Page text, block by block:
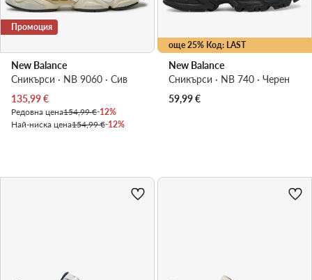
Промоция
New Balance
Сникърси · NB 9060 · Сив
Актуална цена
135,99€
Редовна цена154,99 €-12%
Най-ниска цена154,99 €-12%
още 25% Код: LAST
New Balance
Сникърси · NB 740 · Черен
59,99€